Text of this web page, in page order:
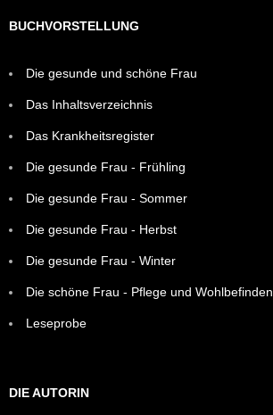
BUCHVORSTELLUNG
Die gesunde und schöne Frau
Das Inhaltsverzeichnis
Das Krankheitsregister
Die gesunde Frau - Frühling
Die gesunde Frau - Sommer
Die gesunde Frau - Herbst
Die gesunde Frau - Winter
Die schöne Frau - Pflege und Wohlbefinden
Leseprobe
DIE AUTORIN